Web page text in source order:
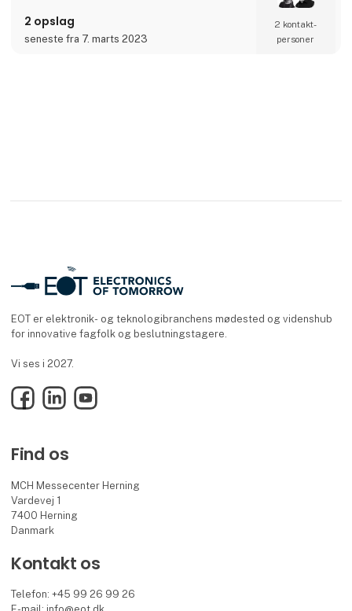
2 opslag
seneste fra 7. marts 2023
2 kontakt­
personer
EOT er elektronik- og teknologibranchens mødested og videnshub
for innovative fagfolk og beslutningstagere.
Vi ses i 2027.
FacebookLinkedInYouTube
Find os
MCH Messecenter Herning
Vardevej 1
7400 Herning
Danmark
Kontakt os
Telefon: +45 99 26 99 26